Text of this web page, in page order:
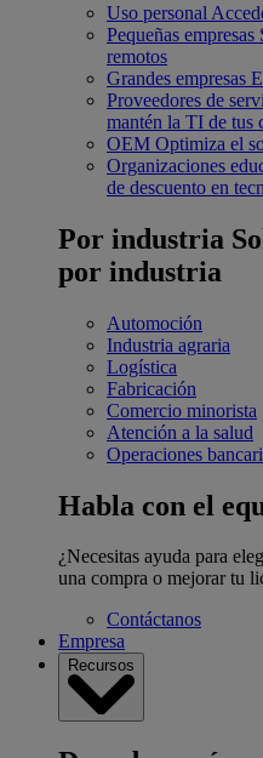
Uso personal
Pequeñas empresas
remotos
Grandes empresas
Proveedores de
mantén la TI de tus
OEM Optimiza el
Organizaciones
de descuento en
Por industria
por industria
Automoción
Industria agraria
Logística
Fabricación
Comercio minorista
Atención a la salud
Operaciones
Habla con el
¿Necesitas ayuda para
una compra o mejorar tu
Contáctanos
Empresa
Recursos